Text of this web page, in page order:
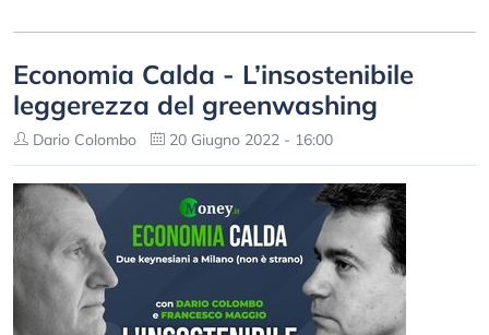
Economia Calda - L’insostenibile
leggerezza del greenwashing
Dario Colombo 20 Giugno 2022 - 16:00